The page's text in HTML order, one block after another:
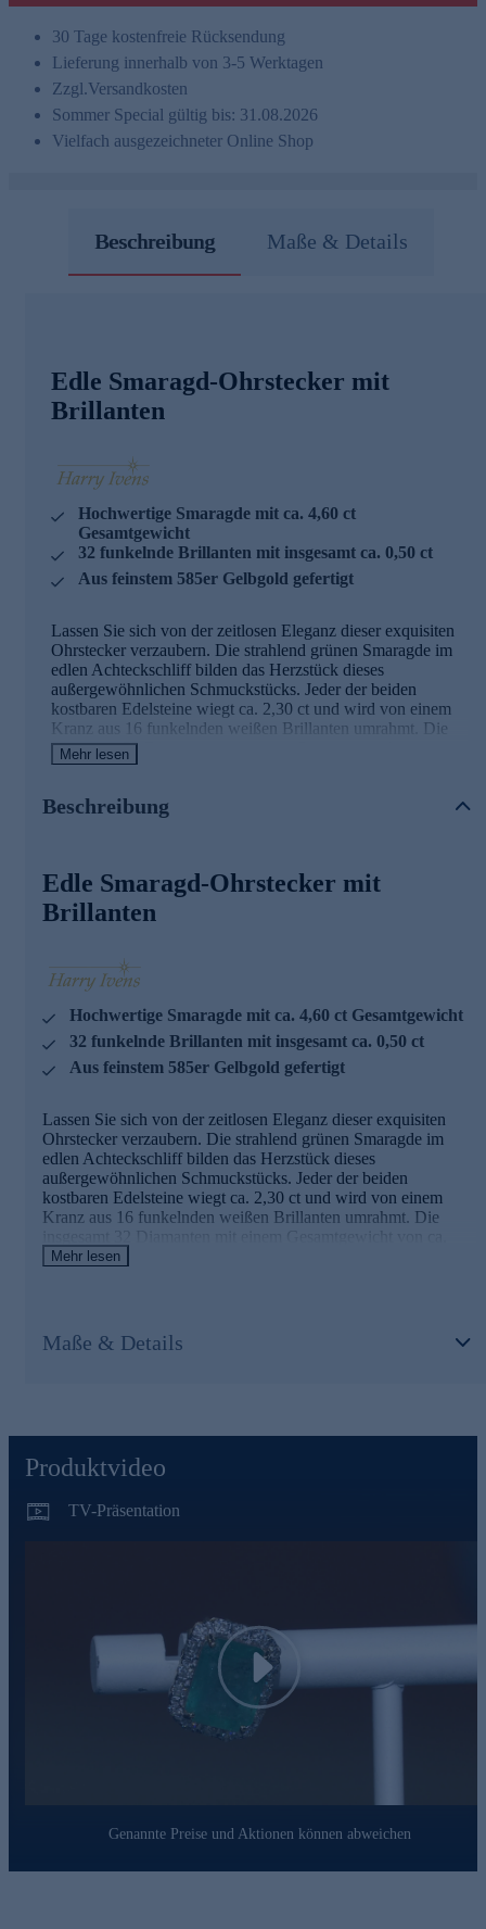
30 Tage kostenfreie Rücksendung
Lieferung innerhalb von 3-5 Werktagen
Zzgl.Versandkosten
Sommer Special gültig bis: 31.08.2026
Vielfach ausgezeichneter Online Shop
Beschreibung Maße & Details
Edle Smaragd-Ohrstecker mit
Brillanten
Hochwertige Smaragde mit ca. 4,60 ct
Gesamtgewicht
32 funkelnde Brillanten mit insgesamt ca. 0,50 ct
Aus feinstem 585er Gelbgold gefertigt
Lassen Sie sich von der zeitlosen Eleganz dieser exquisiten
Ohrstecker verzaubern. Die strahlend grünen Smaragde im
edlen Achteckschliff bilden das Herzstück dieses
außergewöhnlichen Schmuckstücks. Jeder der beiden
kostbaren Edelsteine wiegt ca. 2,30 ct und wird von einem
Kranz aus 16 funkelnden weißen Brillanten umrahmt. Die
insgesamt 32 Diamanten mit einem Gesamtgewicht von ca.
0,50 ct verleihen den Ohrringen zusätzlichen Glanz und
strahlen diese Ohrstecker pure Opulenz aus. Der sichere
besondere Anlässe oder als luxuriöses Accessoire im Alltag.
Die teilweise Rhodinierung verleiht dem Design eine
zusätzliche Dimension. Ein Schmuckstück von zeitloser
Mehr lesen
Beschreibung
Edle Smaragd-Ohrstecker mit
Brillanten
Hochwertige Smaragde mit ca. 4,60 ct Gesamtgewicht
32 funkelnde Brillanten mit insgesamt ca. 0,50 ct
Aus feinstem 585er Gelbgold gefertigt
Lassen Sie sich von der zeitlosen Eleganz dieser exquisiten
Ohrstecker verzaubern. Die strahlend grünen Smaragde im
edlen Achteckschliff bilden das Herzstück dieses
außergewöhnlichen Schmuckstücks. Jeder der beiden
kostbaren Edelsteine wiegt ca. 2,30 ct und wird von einem
Kranz aus 16 funkelnden weißen Brillanten umrahmt. Die
insgesamt 32 Diamanten mit einem Gesamtgewicht von ca.
0,50 ct verleihen den Ohrringen zusätzlichen Glanz und
Mit einer Länge von ca. 1,21 cm und einer Breite von ca. 0,99
cm sind diese Ohrringe ein perfekter Blickfang für besondere
seiner Trägerin unterstreicht.
Mehr lesen
Maße & Details
Produktvideo
TV-Präsentation
Play
Genannte Preise und Aktionen können abweichen